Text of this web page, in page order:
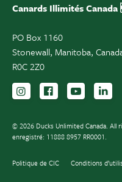
Canards Illimités
PO Box 1160
Stonewall, Manitoba,
R0C 2Z0
Suivez-nous sur
Suivez-nous
© 2026 Ducks Unlimited Canada. All
enregistré: 11888 8957 RR0001.
Politique de CIC Conditions